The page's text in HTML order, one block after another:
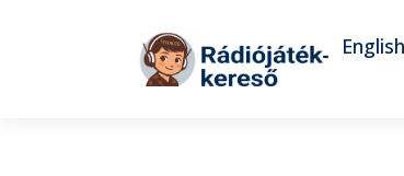
Tovább a tartalomhoz
English